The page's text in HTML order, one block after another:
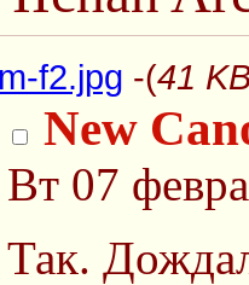
f2.jpg -(41
New
Вт 07
Так.